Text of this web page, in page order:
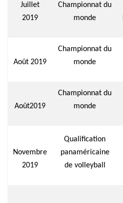
Juillet
2019
Championnat du
monde
Août 2019
Championnat du
monde
Août2019
Championnat du
monde
Novembre
2019
Qualification
panaméricaine
de volleyball